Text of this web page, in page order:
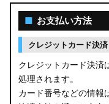
■ お支払い方法
クレジットカード決済
クレジットカード決済
処理されます。
カード番号などの情報